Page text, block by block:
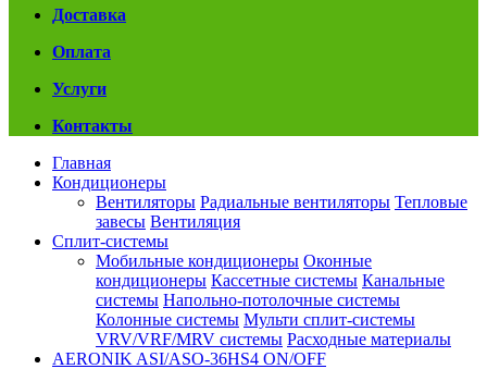
Доставка
Оплата
Услуги
Контакты
Главная
Кондиционеры
Вентиляторы Радиальные вентиляторы Тепловые
завесы Вентиляция
Сплит-системы
Мобильные кондиционеры Оконные
кондиционеры Кассетные системы Канальные
системы Напольно-потолочные системы
Колонные системы Мульти сплит-системы
VRV/VRF/MRV системы Расходные материалы
AERONIK ASI/ASO-36HS4 ON/OFF